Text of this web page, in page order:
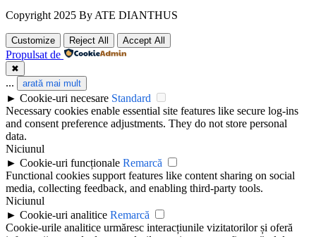
Copyright 2025 By ATE DIANTHUS
Customize Reject All Accept All
Propulsat de
✖
... arată mai mult
► Cookie-uri necesare Standard
Necessary cookies enable essential site features like secure log-ins
and consent preference adjustments. They do not store personal
data.
Niciunul
► Cookie-uri funcționale Remarcă
Functional cookies support features like content sharing on social
media, collecting feedback, and enabling third-party tools.
Niciunul
► Cookie-uri analitice Remarcă
Cookie-urile analitice urmăresc interacțiunile vizitatorilor și oferă